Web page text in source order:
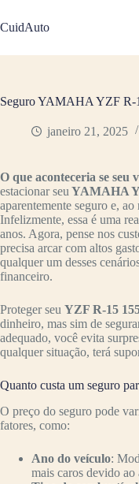
para
o
CuidAuto
Seguro YAMAHA YZF R-
janeiro 21, 2025
O que aconteceria se seu
estacionar seu YAMAHA
aparentemente seguro e,
Infelizmente, essa é uma
anos. Agora, pense nos
precisa arcar com altos
qualquer um desses
financeiro.
Proteger seu YZF R-15
dinheiro, mas sim de
adequado, você evita
qualquer situação, terá
Quanto custa um seguro
O preço do seguro pode
fatores, como:
Ano do veículo:
mais caros devido